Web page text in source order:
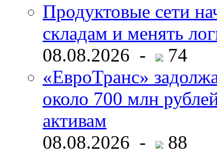
Продуктовые сети
складам и менять
08.08.2026 -
74
«ЕвроТранс»
около 700 млн
активам
08.08.2026 -
88